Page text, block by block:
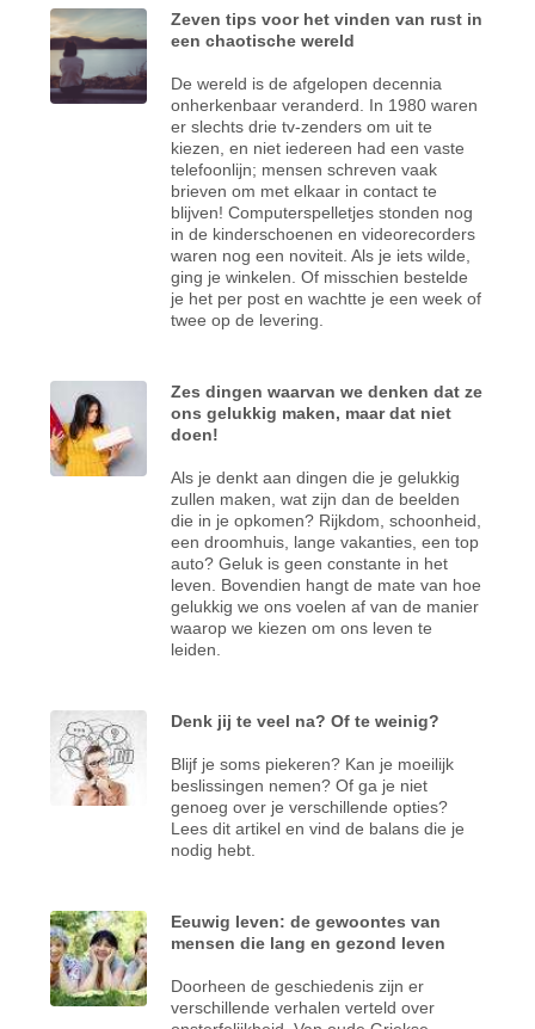
Zeven tips voor het vinden van rust in
een chaotische wereld
De wereld is de afgelopen decennia
onherkenbaar veranderd. In 1980 waren
er slechts drie tv-zenders om uit te
kiezen, en niet iedereen had een vaste
telefoonlijn; mensen schreven vaak
brieven om met elkaar in contact te
blijven! Computerspelletjes stonden nog
in de kinderschoenen en videorecorders
waren nog een noviteit. Als je iets wilde,
ging je winkelen. Of misschien bestelde
je het per post en wachtte je een week of
twee op de levering.
Zes dingen waarvan we denken dat ze
ons gelukkig maken, maar dat niet
doen!
Als je denkt aan dingen die je gelukkig
zullen maken, wat zijn dan de beelden
die in je opkomen? Rijkdom, schoonheid,
een droomhuis, lange vakanties, een top
auto? Geluk is geen constante in het
leven. Bovendien hangt de mate van hoe
gelukkig we ons voelen af van de manier
waarop we kiezen om ons leven te
leiden.
Denk jij te veel na? Of te weinig?
Blijf je soms piekeren? Kan je moeilijk
beslissingen nemen? Of ga je niet
genoeg over je verschillende opties?
Lees dit artikel en vind de balans die je
nodig hebt.
Eeuwig leven: de gewoontes van
mensen die lang en gezond leven
Doorheen de geschiedenis zijn er
verschillende verhalen verteld over